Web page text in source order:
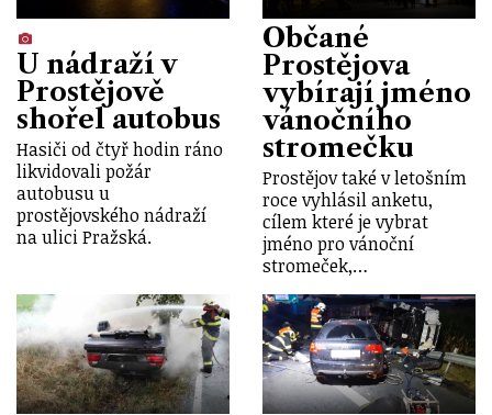
U nádraží v
Prostějově
shořel autobus
Hasiči od čtyř hodin ráno
likvidovali požár
autobusu u
prostějovského nádraží
na ulici Pražská.
Občané
Prostějova
vybírají jméno
vánočního
stromečku
Prostějov také v letošním
roce vyhlásil anketu,
cílem které je vybrat
jméno pro vánoční
stromeček,…